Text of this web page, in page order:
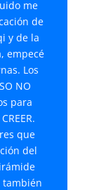
me
de
y de la
empecé
Los
NO
para
que
del
también